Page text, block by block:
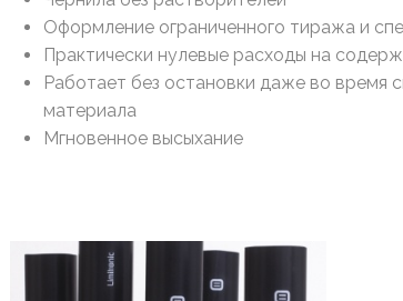
Оформление ограниченного тиража и
Практически нулевые расходы на
Работает без остановки даже во время
материала
Мгновенное высыхание